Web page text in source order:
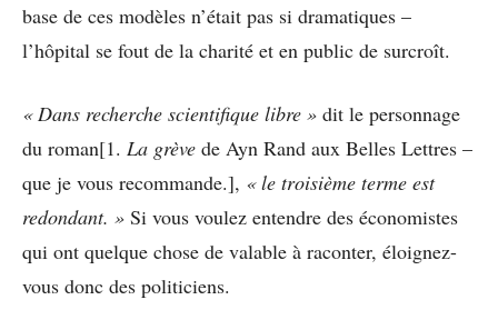
base de ces modèles n’était pas si dramatiques –
l’hôpital se fout de la charité et en public de surcroît.
« Dans recherche scientifique libre » dit le personnage
du roman[1. La grève de Ayn Rand aux Belles Lettres –
que je vous recommande.], « le troisième terme est
redondant. » Si vous voulez entendre des économistes
qui ont quelque chose de valable à raconter, éloignez-
vous donc des politiciens.